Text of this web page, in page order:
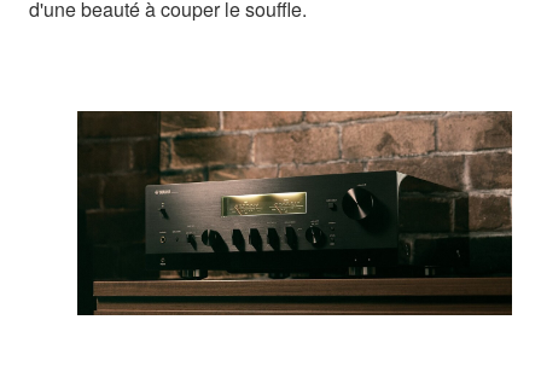
d'une beauté à couper le souffle.